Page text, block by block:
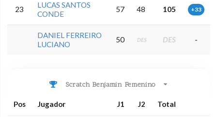
23
LUCAS SANTOS
CONDE
57 48 105 +33
DANIEL FERREIRO
LUCIANO
50 DES DES -
Scratch Benjamin Femenino
Pos Jugador J1 J2 Total